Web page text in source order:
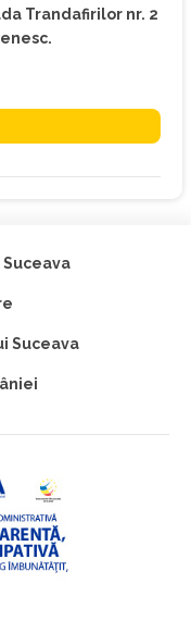
Trandafirilor nr. 2
Suceava